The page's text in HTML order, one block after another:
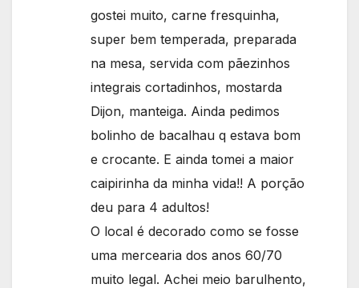
gostei muito, carne fresquinha,
super bem temperada, preparada
na mesa, servida com pãezinhos
integrais cortadinhos, mostarda
Dijon, manteiga. Ainda pedimos
bolinho de bacalhau q estava bom
e crocante. E ainda tomei a maior
caipirinha da minha vida!! A porção
deu para 4 adultos!
O local é decorado como se fosse
uma mercearia dos anos 60/70
muito legal. Achei meio barulhento,